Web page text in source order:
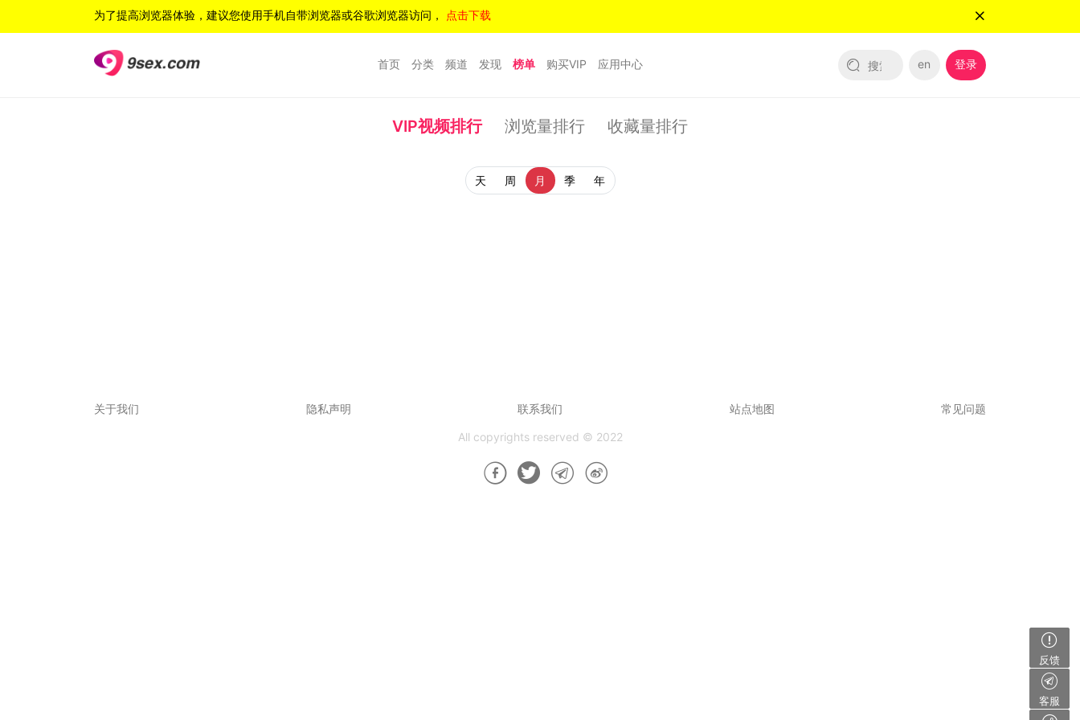
为了提高浏览器体验，建议您使用手机自带浏览器或谷歌浏览器访问， 点击下载
首页 分类 频道 发现 榜单 购买VIP 应用中心 en 登录
VIP视频排行 浏览量排行 收藏量排行
天 周 月 季 年
反馈
客服
关于我们 隐私声明 联系我们 站点地图 常见问题
All copyrights reserved © 2022